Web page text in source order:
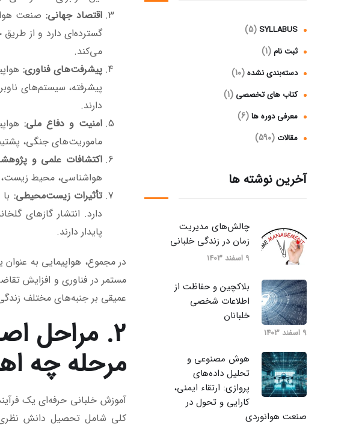
اقتصاد جهانی:صنعت
گسترده‌ای دارد و از طریق
می‌کند.
پیشرفت‌های فناوری:
پیشرفته، سیستم‌های
دارند.
امنیت و دفاع ملی:
ماموریت‌های جنگی،
اکتشافات علمی و
هواشناسی، محیط زیست،
تأثیرات زیست‌محیطی:
دارد. انتشار گازهای
پایدار دارند.
در مجموع، هواپیمایی به
مستمر در فناوری و افزایش
عمیقی بر جنبه‌های مختلف
2. مراحل
مرحله چه
آموزش خلبانی حرفه‌ای یک
کلی شامل تحصیل دانش
SYLLABUS
(5)
ثبت نام(1)
دسته‌بندی نشده(10)
کتاب های تخصصی (1)
معرفی دوره ها(6)
مقالات (590)
آخرین نوشته ها
چالش‌های مدیریت
زمان در زندگی خلبانی
9 اسفند 1403
بلاکچین و حفاظت از
اطلاعات شخصی
خلبانان
9 اسفند 1403
هوش مصنوعی و
تحلیل داده‌های
پروازی: ارتقاء ایمنی،
کارایی و تحول در
صنعت هوانوردی